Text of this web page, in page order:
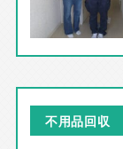
不用品回収